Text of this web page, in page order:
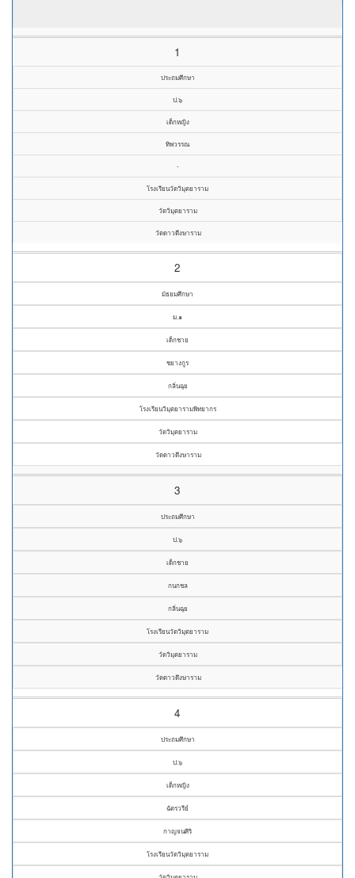
1
ประถมศึกษา
ป.๖
เด็กหญิง
ทิพวรรณ
-
โรงเรียนวัดวิมุตยาราม
วัดวิมุตยาราม
วัดดาวดึงษาราม
2
มัธยมศึกษา
ม.๑
เด็กชาย
ชยางกูร
กลิ่นฉุย
โรงเรียนวิมุตยารามพิทยากร
วัดวิมุตยาราม
วัดดาวดึงษาราม
3
ประถมศึกษา
ป.๖
เด็กชาย
กนกชล
กลิ่นฉุย
โรงเรียนวัดวิมุตยาราม
วัดวิมุตยาราม
วัดดาวดึงษาราม
4
ประถมศึกษา
ป.๖
เด็กหญิง
ฉัตรวรีย์
กาญจนศิริ
โรงเรียนวัดวิมุตยาราม